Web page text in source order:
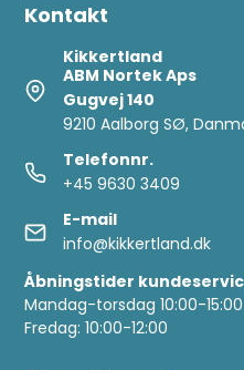
Kontakt
Kikkertland
ABM Nortek Aps
Gugvej 140
9210 Aalborg SØ,
Telefonnr.
+45 9630 3409
E-mail
info@kikkertland.dk
Åbningstider
Mandag-torsdag 10:00-15:00
Fredag: 10:00-12:00